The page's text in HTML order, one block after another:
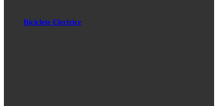
Biciclete Electrice